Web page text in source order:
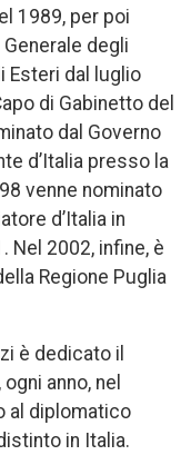
1989, per poi
degli
Esteri dal luglio
di Gabinetto del
dal Governo
d’Italia presso la
venne nominato
d’Italia in
Nel 2002, infine, è
Regione Puglia
è dedicato il
anno, nel
al diplomatico
in Italia.